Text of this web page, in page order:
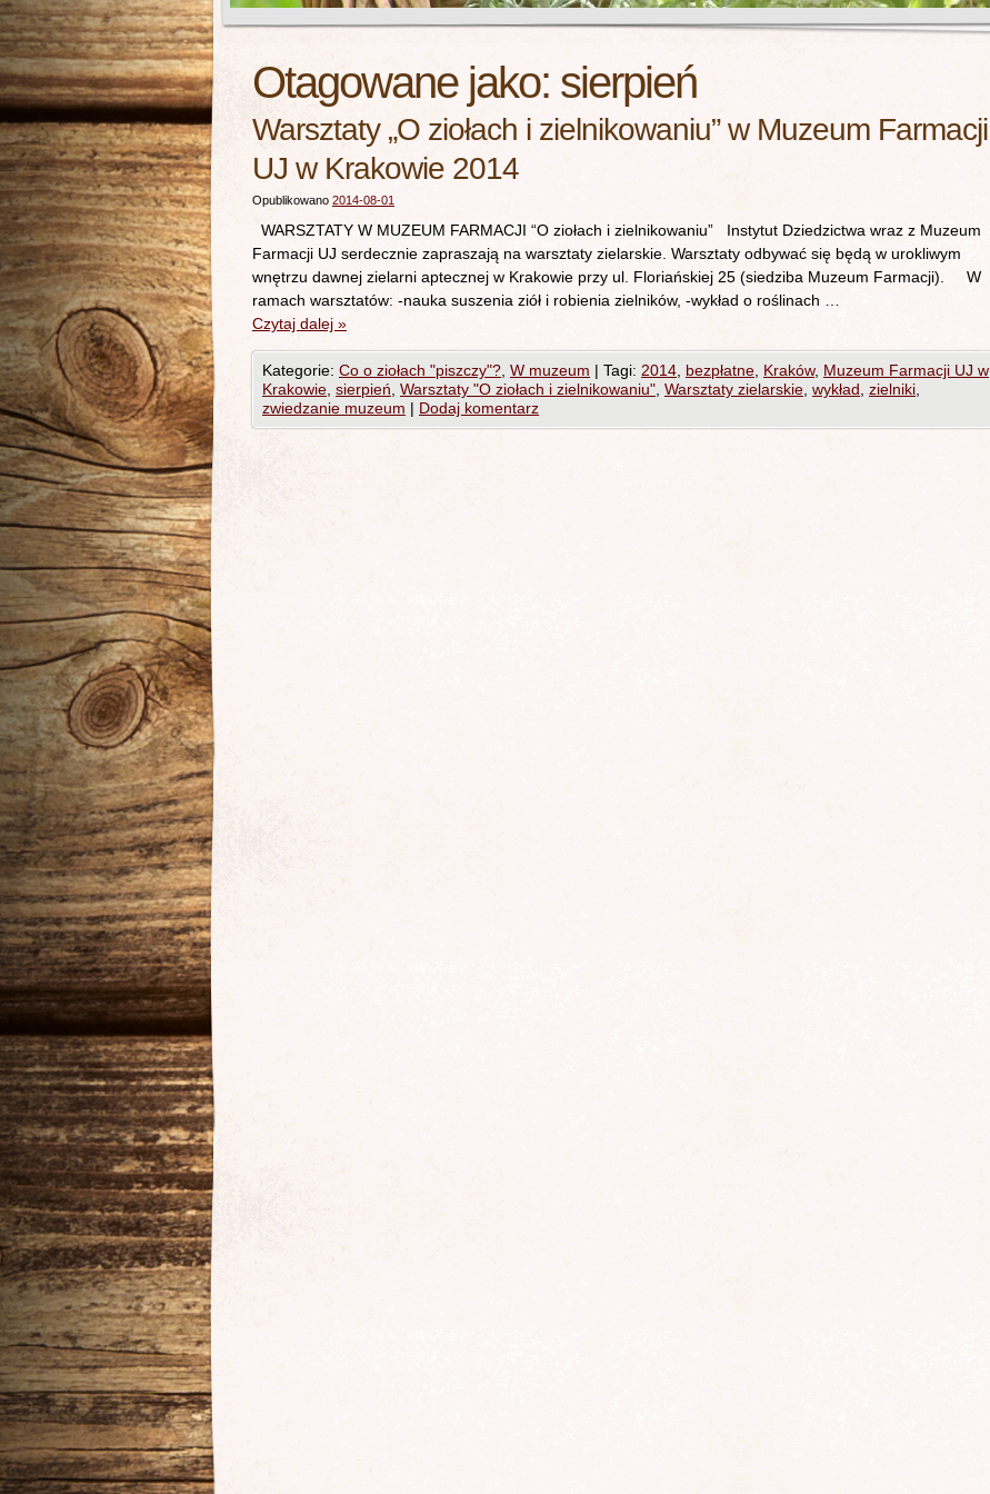
Otagowane jako: sierpień
Warsztaty „O ziołach i zielnikowaniu” w Muzeum Farmacji
UJ w Krakowie 2014
Opublikowano 2014-08-01
WARSZTATY W MUZEUM FARMACJI “O ziołach i zielnikowaniu” Instytut Dziedzictwa wraz z Muzeum
Farmacji UJ serdecznie zapraszają na warsztaty zielarskie. Warsztaty odbywać się będą w urokliwym
wnętrzu dawnej zielarni aptecznej w Krakowie przy ul. Floriańskiej 25 (siedziba Muzeum Farmacji). W
ramach warsztatów: -nauka suszenia ziół i robienia zielników, -wykład o roślinach …
Czytaj dalej »
Kategorie: Co o ziołach "piszczy"? W muzeum | Tagi: 2014 bezpłatne Kraków, Muzeum Farmacji UJ w
Krakowie sierpień Warsztaty "O ziołach i zielnikowaniu" Warsztaty zielarskie wykład zielniki
zwiedzanie muzeum | Dodaj komentarz